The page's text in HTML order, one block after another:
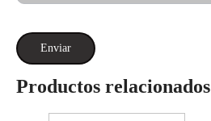
Productos relacionados